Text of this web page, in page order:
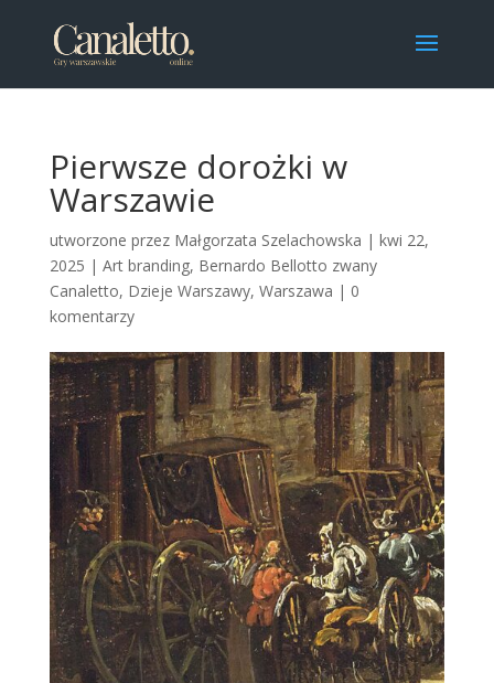
Pierwsze dorożki w
Warszawie
utworzone przez Małgorzata Szelachowska | kwi 22,
2025 | Art branding, Bernardo Bellotto zwany
Canaletto, Dzieje Warszawy, Warszawa | 0
komentarzy